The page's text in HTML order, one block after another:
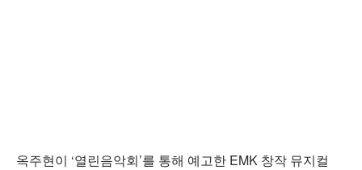
옥주현이 ‘열린음악회’를 통해 예고한 EMK 창작 뮤지컬